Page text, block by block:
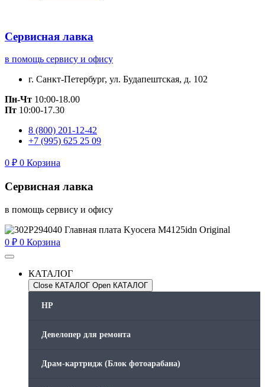
Сервисная лавка
в помощь сервису и офису
г. Санкт-Петербург, ул. Будапештская, д. 102
Пн-Чт 10:00-18.00
Пт 10:00-17.30
8 (800) 201-12-42
+7 (995) 625 25 09
0 ₽ 0 Корзина
Сервисная лавка
в помощь сервису и офису
0 ₽ 0 Корзина
КАТАЛОГ
Close КАТАЛОГ Open КАТАЛОГ
HP
Девелопер для ремонта
Драм-картридж (Блок фотоарабана)